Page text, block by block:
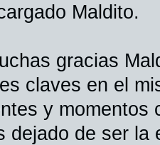
Maldito.
gracias
claves en el
y momentos
dejado de ser